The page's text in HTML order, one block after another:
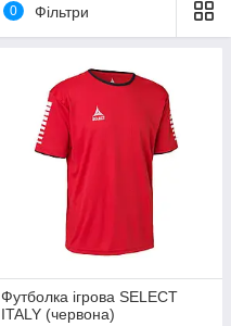
0 Фільтри
Футболка ігрова SELECT
ITALY (червона)